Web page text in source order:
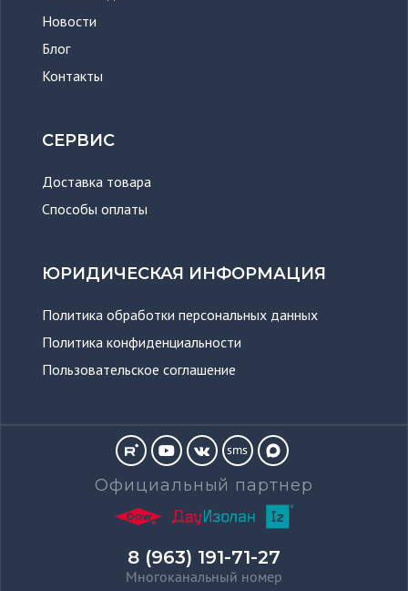
Новости
Блог
Контакты
СЕРВИС
Доставка товара
Способы оплаты
ЮРИДИЧЕСКАЯ ИНФОРМАЦИЯ
Политика обработки персональных данных
Политика конфиденциальности
Пользовательское соглашение
sms
Официальный партнер
8 (963) 191-71-27
Многоканальный номер